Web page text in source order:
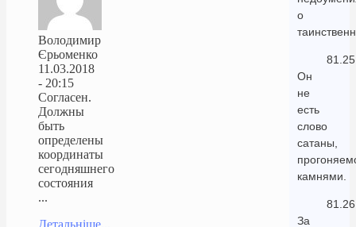
о
81.25
Он
не
есть
слово
сатаны,
камнями.
81.26
За
Володимир
Єрьоменко
11.03.2018
- 20:15
Согласен.
Должны
быть
определены
координаты
сегодняшнего
состояния
...
Детальніше...